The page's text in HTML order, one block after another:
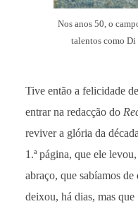
Nos anos 50, o
talentos como Di
Tive então a felicidade
entrar na redacção do
reviver a glória da
1.ª página, que ele
abraço, que sabíamos
deixou, há dias, mas